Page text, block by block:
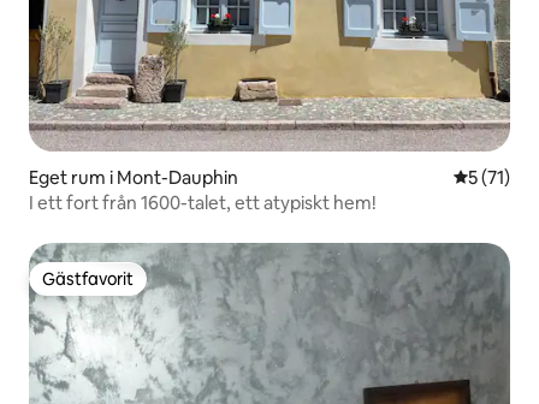
Eget rum i Mont-Dauphin 5 av 5 i
5 (71)
I ett fort från 1600-talet, ett atypiskt hem!
Gästfavorit
Gästfavorit